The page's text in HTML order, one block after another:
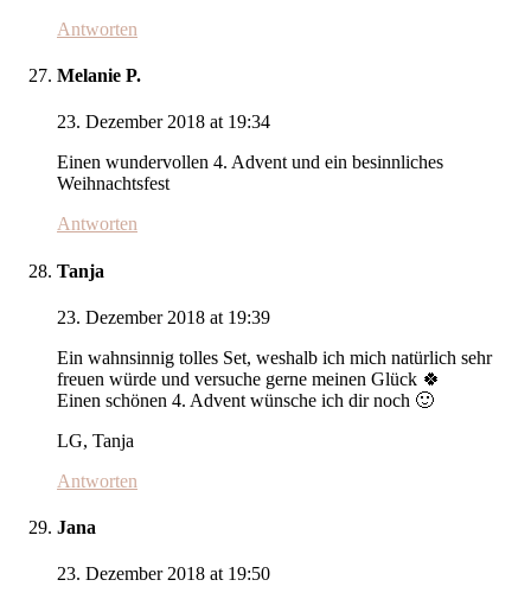
Antworten
Melanie P.
23. Dezember 2018 at 19:34
Einen wundervollen 4. Advent und ein besinnliches
Weihnachtsfest
Antworten
Tanja
23. Dezember 2018 at 19:39
Ein wahnsinnig tolles Set, weshalb ich mich natürlich sehr
freuen würde und versuche gerne meinen Glück 🍀
Einen schönen 4. Advent wünsche ich dir noch 🙂
LG, Tanja
Antworten
Jana
23. Dezember 2018 at 19:50